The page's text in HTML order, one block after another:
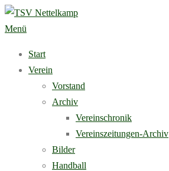
Zum
Inhalt
Menü
Start
Verein
Vorstand
Archiv
Vereinschronik
Vereinszeitungen-Archiv
Bilder
Handball